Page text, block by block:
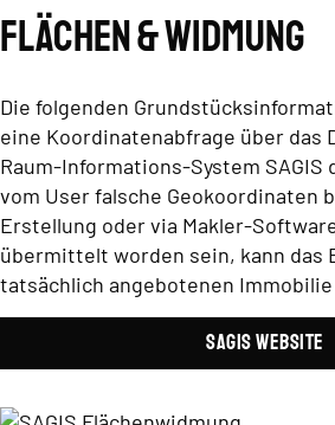
Flächen & Widmung
Die folgenden
eine Koordinatenabfrage über das
Raum-Informations-System
vom User falsche Geokoordinaten
Erstellung oder via Makler-
übermittelt worden sein, kann das
tatsächlich angebotenen
SAGIS Website